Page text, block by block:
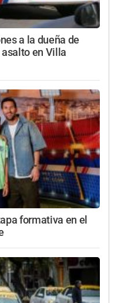
a la dueña de
en Villa
formativa en el